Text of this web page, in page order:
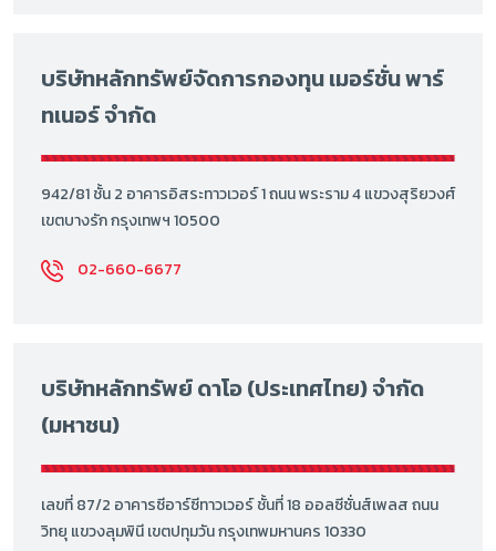
บริษัทหลักทรัพย์จัดการกองทุน เมอร์ชั่น พาร์
ทเนอร์ จำกัด
942/81 ชั้น 2 อาคารอิสระทาวเวอร์ 1 ถนน พระราม 4 แขวงสุริยวงศ์
เขตบางรัก กรุงเทพฯ 10500
02-660-6677
บริษัทหลักทรัพย์ ดาโอ (ประเทศไทย) จำกัด
(มหาชน)
เลขที่ 87/2 อาคารซีอาร์ซีทาวเวอร์ ชั้นที่ 18 ออลซีซั่นส์เพลส ถนน
วิทยุ แขวงลุมพินี เขตปทุมวัน กรุงเทพมหานคร 10330